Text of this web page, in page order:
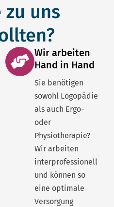
zu uns
Wir arbeiten
Hand in Hand
Sie benötigen
sowohl Logopädie
als auch Ergo-
oder
Physiotherapie?
Wir arbeiten
interprofessionell
und können so
eine optimale
Versorgung